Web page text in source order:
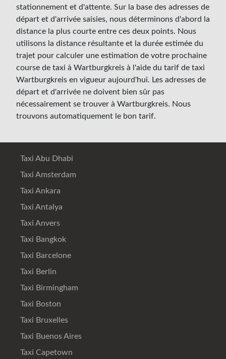
stationnement et d'attente. Sur la base des adresses de
départ et d'arrivée saisies, nous déterminons d'abord la
distance la plus courte entre ces deux points. Nous
utilisons la distance résultante et la durée estimée du
trajet pour calculer une estimation de votre prochaine
course de taxi à Wartburgkreis à l'aide du tarif de taxi
Wartburgkreis en vigueur aujourd'hui. Les adresses de
départ et d'arrivée ne doivent bien sûr pas
nécessairement se trouver à Wartburgkreis. Nous
trouvons automatiquement le bon tarif.
Taxi Abu Dhabi
Taxi Amsterdam
Taxi Ankara
Taxi Antalya
Taxi Anvers
Taxi Bangkok
Taxi Barcelone
Taxi Berlin
Taxi Birmingham
Taxi Boston
Taxi Bruxelles
Taxi Buenos Aires
Taxi Capetown